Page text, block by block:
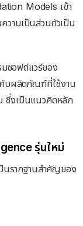
Models เข้า
วามเป็นส่วนตัวเป็น
มซอฟต์แวร์ของ
กับผลิตภัณฑ์ที่ใช้งาน
ซึ่งเป็นแนวคิดหลัก
รุ่นใหม่
รากฐานสำคัญของ